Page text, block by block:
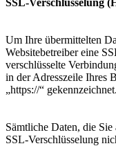
Um Ihre übermittelten
Websitebetreiber eine
verschlüsselte
in der Adresszeile Ihres
„https://“ gekennzeichnet.
Sämtliche Daten, die
SSL-Verschlüsselung